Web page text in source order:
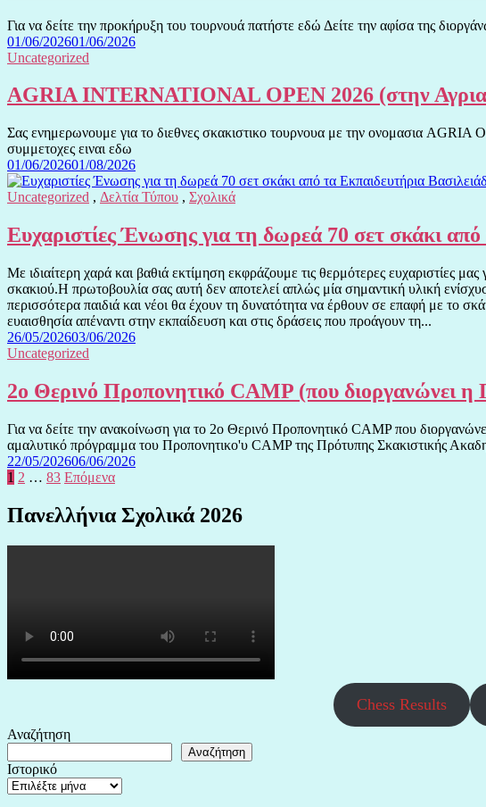
Για να δείτε την προκήρυξη του τουρνουά πατήστε εδώ Δείτε την αφίσα της
01/06/202601/06/2026
Uncategorized
AGRIA INTERNATIONAL OPEN 2026 (στην
Σας ενημερωνουμε για το διεθνες σκακιστικο τουρνουα με την ονομασια
συμμετοχες ειναι εδω
01/06/202601/08/2026
Uncategorized , Δελτία Τύπου , Σχολικά
Ευχαριστίες Ένωσης για τη δωρεά 70 σετ σκάκι
Με ιδιαίτερη χαρά και βαθιά εκτίμηση εκφράζουμε τις θερμότερες
σκακιού.Η πρωτοβουλία σας αυτή δεν αποτελεί απλώς μία σημαντική υλική
περισσότερα παιδιά και νέοι θα έχουν τη δυνατότητα να έρθουν σε επαφή με το
ευαισθησία απέναντι στην εκπαίδευση και στις δράσεις που προάγουν τη...
26/05/202603/06/2026
Uncategorized
2ο Θερινό Προπονητικό CAMP (που διοργανώνει
Για να δείτε την ανακοίνωση για το 2ο Θερινό Προπονητικό CAMP που
αμαλυτικό πρόγραμμα του Προπονητικο'υ CAMP της Πρότυπης Σκακιστικής
22/05/202606/06/2026
Σελιδοποίηση
άρθρων
1 2 … 83 Επόμενα
Πανελλήνια Σχολικά 2026
Chess Results
Αναζήτηση
Αναζήτηση
Ιστορικό